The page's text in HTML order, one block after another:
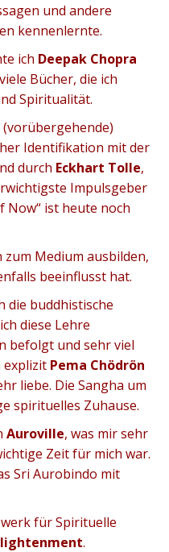
und andere
kennenlernte.
ich Deepak Chopra
Bücher, die ich
Spiritualität.
(vorübergehende)
Identifikation mit der
durch Eckhart Tolle,
Impulsgeber
Now“ ist heute noch
zum Medium ausbilden,
beeinflusst hat.
die buddhistische
diese Lehre
befolgt und sehr viel
explizit Pema Chödrön
liebe. Die Sangha um
spirituelles Zuhause.
Auroville, was mir sehr
Zeit für mich war.
Sri Aurobindo mit
für Spirituelle
.